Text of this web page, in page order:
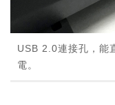
USB 2.0連接孔，能
電。